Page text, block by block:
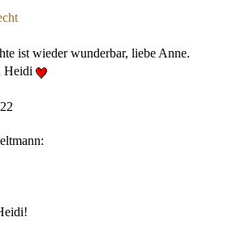
ist wieder wunderbar, liebe Anne.
Heidi